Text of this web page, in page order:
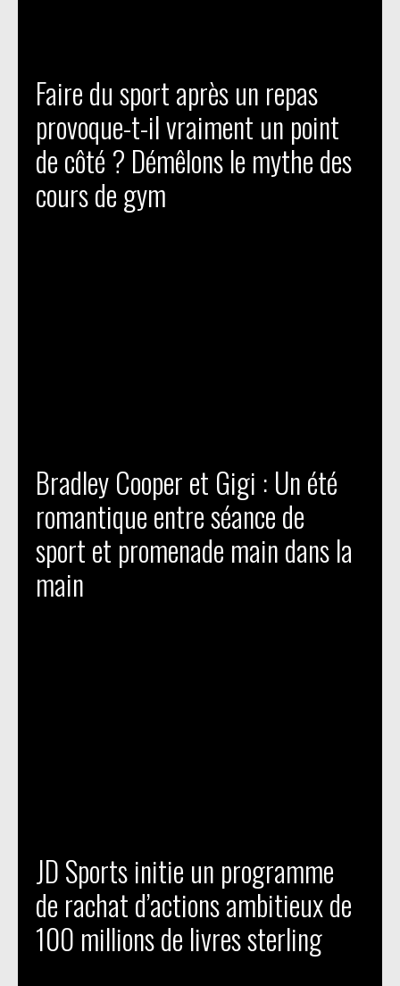
Faire du sport après un repas
provoque-t-il vraiment un point
de côté ? Démêlons le mythe des
cours de gym
Bradley Cooper et Gigi : Un été
romantique entre séance de
sport et promenade main dans la
main
JD Sports initie un programme
de rachat d’actions ambitieux de
100 millions de livres sterling